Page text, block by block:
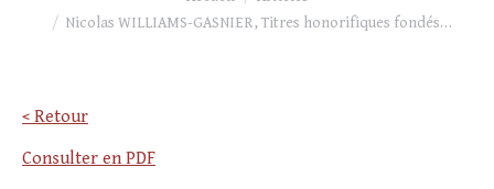
Nicolas WILLIAMS-GASNIER, Titres honorifiques fondés…
< Retour
Consulter en PDF